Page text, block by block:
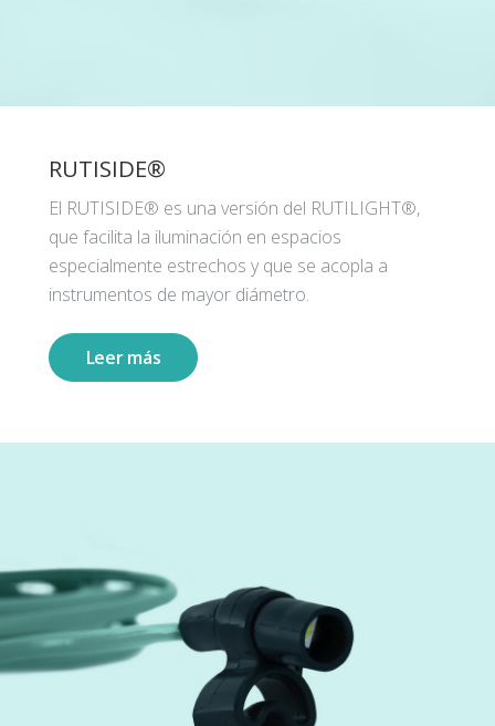
RUTISIDE®
El RUTISIDE® es una versión del RUTILIGHT®,
que facilita la iluminación en espacios
especialmente estrechos y que se acopla a
instrumentos de mayor diámetro.
Leer más